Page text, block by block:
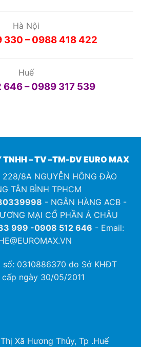
Hà Nội
– 0988 418 422
Huế
646 – 0989 317 539
TNHH – TV –TM-DV EURO MAX
228/8A NGUYỄN HÔNG ĐÀO
TÂN BÌNH TPHCM
- NGÂN HÀNG ACB -
MẠI CỔ PHẦN Á CHÂU
999 -0908 512 646 - Email:
số: 0310886370 do Sở KHĐT
cấp ngày 30/05/2011
Xã Hương Thủy, Tp .Huế